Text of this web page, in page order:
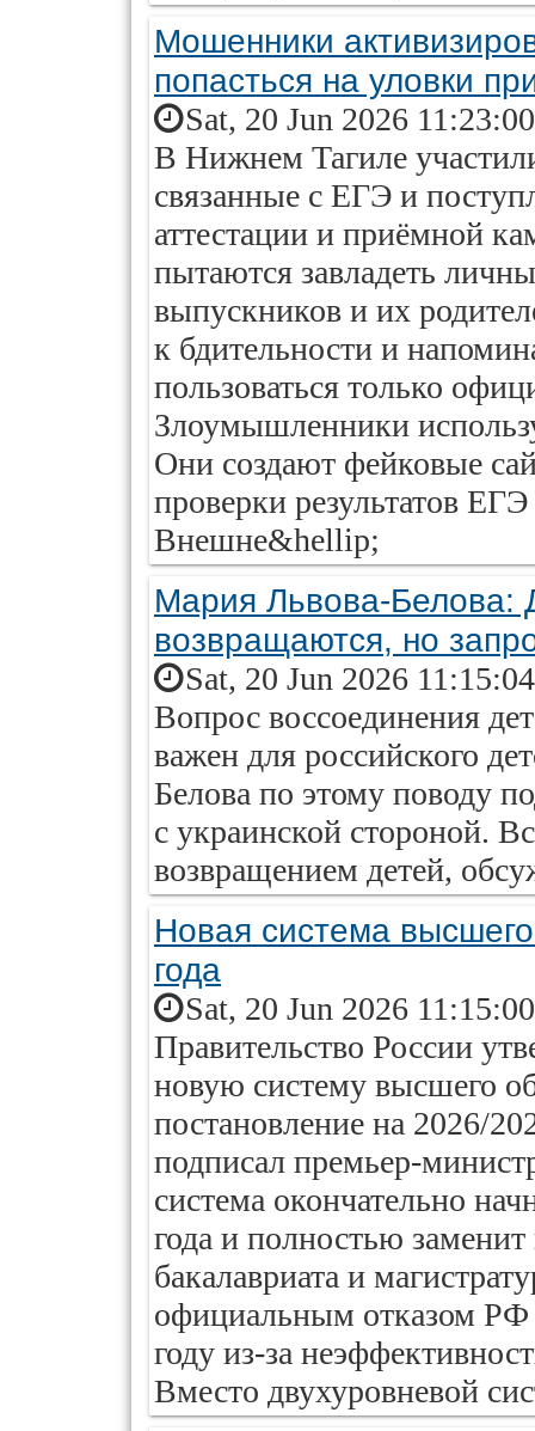
Мошенники
попасться на уловки
Sat, 20 Jun 2026
В Нижнем Тагиле
связанные с ЕГЭ и
аттестации и приёмной
пытаются завладеть
выпускников и их
к бдительности и
пользоваться только
Злоумышленники
Они создают фейковые
проверки результатов
Внешне&hellip;
Мария Львова-Белова:
возвращаются, но
Sat, 20 Jun 2026
Вопрос воссоединения
важен для российского
Белова по этому поводу
с украинской стороной.
возвращением детей,
Новая система
года
Sat, 20 Jun 2026
Правительство России
новую систему высшего
постановление на 2026/
подписал премьер-
система окончательно
года и полностью
бакалавриата и
официальным отказом РФ
году из-за
Вместо двухуровневой